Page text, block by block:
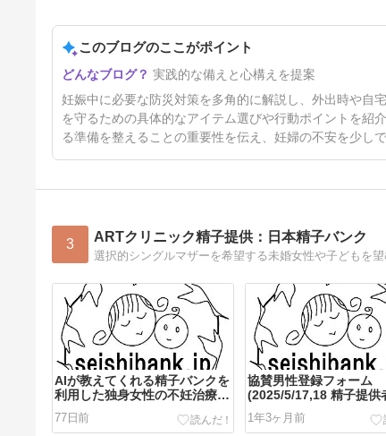
グおすすめ活用術【入院バッグ
にも使える】
9日前このブログのここがポイント
実践的な備えと心構えを提案
妊娠中に必要な防災対策を多角的に解説し、外出時や自
を守るための具体的なアイテム選びや行動ポイントを紹
る準備を整えることの重要性を伝え、妊婦の不安を少し
3 ARTクリニック精子提供：日本精子バンク
AIが教えてくれる精子バンクを
利用した独身女性の不妊治療の
情報について
77日前
協賛男性登録フォーム
(2025/5/17,18 精子提供
1年3ヶ月前